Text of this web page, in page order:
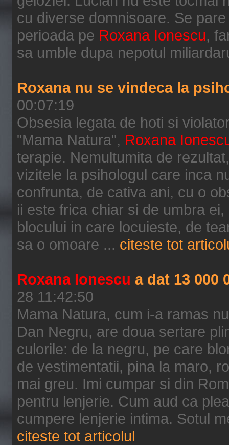
cu diverse domnisoare. Se
perioada pe Roxana Ionescu,
sa umble dupa nepotul
Roxana nu se vindeca la
00:07:19
Obsesia legata de hoti si
"Mama Natura", Roxana
terapie. Nemultumita de
vizitele la psihologul care inca
confrunta, de cativa ani, cu o
ii este frica chiar si de umbra
blocului in care locuieste, de
sa o omoare ... citeste tot
Roxana Ionescu a dat 13 000
28 11:42:50
Mama Natura, cum i-a ramas
Dan Negru, are doua sertare
culorile: de la negru, pe care
de vestimentatii, pina la maro,
mai greu. Imi cumpar si din
pentru lenjerie. Cum aud ca
cumpere lenjerie intima. Sotul
citeste tot articolul